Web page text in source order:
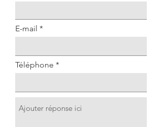
E-mail
Téléphone